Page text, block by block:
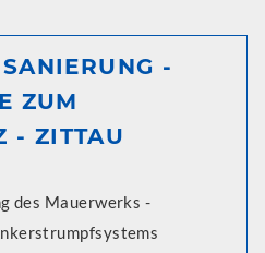
-
ZUM
- ZITTAU
des Mauerwerks -